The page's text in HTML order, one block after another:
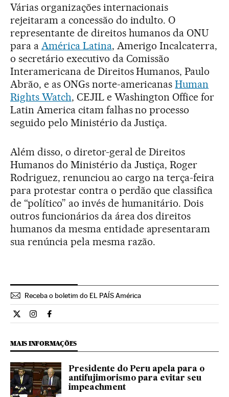
Várias organizações internacionais
rejeitaram a concessão do indulto. O
representante de direitos humanos da ONU
para a América Latina, Amerigo Incalcaterra,
o secretário executivo da Comissão
Interamericana de Direitos Humanos, Paulo
Abrão, e as ONGs norte-americanasHuman
Rights Watch, CEJIL e Washington Office for
Latin America citam falhas no processo
seguido pelo Ministério da Justiça.
Além disso, o diretor-geral de Direitos
Humanos do Ministério da Justiça, Roger
Rodriguez, renunciou ao cargo na terça-feira
para protestar contra o perdão que classifica
de “político” ao invés de humanitário. Dois
outros funcionários da área dos direitos
humanos da mesma entidade apresentaram
sua renúncia pela mesma razão.
Receba o boletim do EL PAÍS América
Internacional El País Brasil en Twitter
Internacional El País Brasil en Instagram
Internacional El País Brasil en Facebook
MAIS INFORMAÇÕES
Presidente do Peru apela para o
antifujimorismo para evitar seu
impeachment